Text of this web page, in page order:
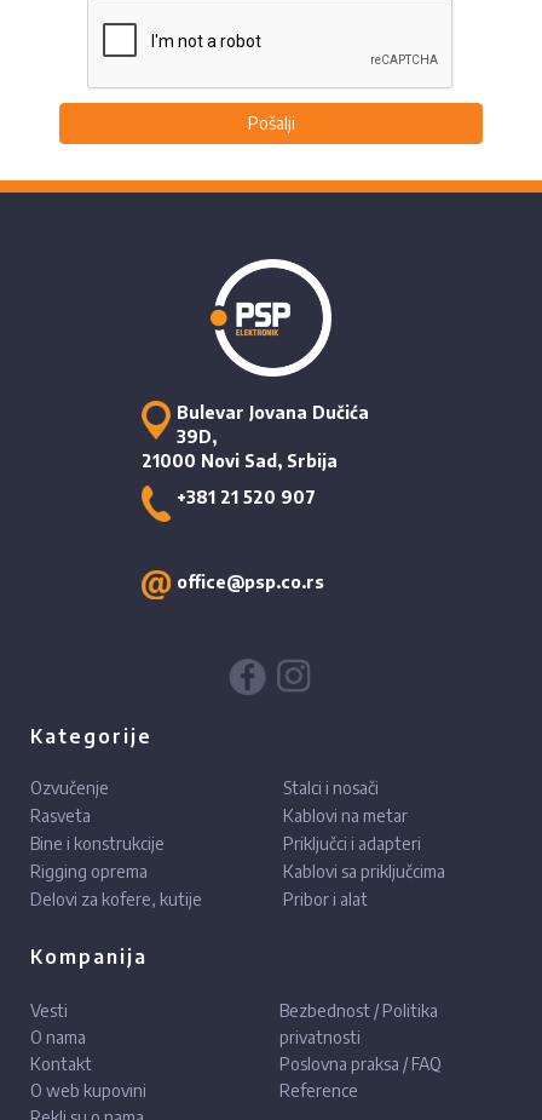
Pošalji
Bulevar Jovana Dučića
39D,
21000 Novi Sad, Srbija
+381 21 520 907
office@psp.co.rs
Kategorije
Ozvučenje
Rasveta
Bine i konstrukcije
Rigging oprema
Delovi za kofere, kutije
Stalci i nosači
Kablovi na metar
Priključci i adapteri
Kablovi sa priključcima
Pribor i alat
Kompanija
Vesti
O nama
Kontakt
O web kupovini
Bezbednost / Politika
privatnosti
Poslovna praksa / FAQ
Reference